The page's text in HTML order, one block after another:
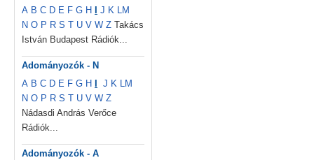
A B C D E F G H J K LM
N O P R S T U V W Z Takács
István Budapest Rádiók...
Adományozók - N
A B C D E F G H J K LM
N O P R S T U V W Z
Nádasdi András Verőce
Rádiók...
Adományozók - A